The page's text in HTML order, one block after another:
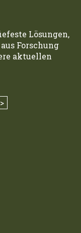
Lösungen,
Forschung
aktuellen